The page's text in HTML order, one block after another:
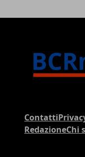
Contatti
RedazioneChi